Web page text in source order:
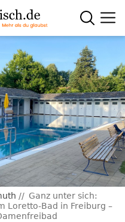
Ganz unter sich:
Loretto-Bad in Freiburg –